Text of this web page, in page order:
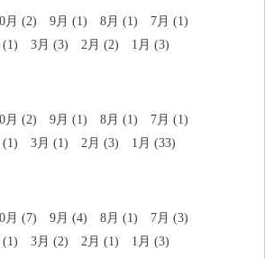
月 (2) 9月 (1) 8月 (1)
7月 (1)
(1) 3月 (3) 2月 (2) 1月 (3)
月 (2) 9月 (1) 8月 (1)
7月 (1)
(1) 3月 (1) 2月 (3) 1月 (33)
月 (7) 9月 (4) 8月 (1)
7月 (3)
(1) 3月 (2) 2月 (1) 1月 (3)